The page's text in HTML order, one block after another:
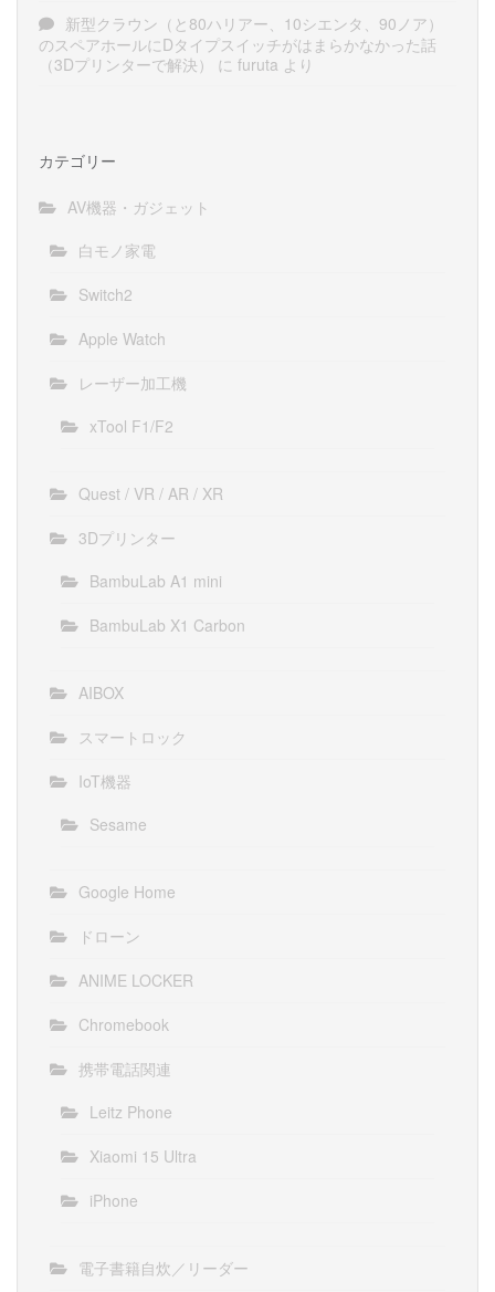
新型クラウン（と80ハリアー、10シエンタ、90ノア）
のスペアホールにDタイプスイッチがはまらかなかった話
（3Dプリンターで解決）
に furuta より
カテゴリー
AV機器・ガジェット
白モノ家電
Switch2
Apple Watch
レーザー加工機
xTool F1/F2
Quest / VR / AR / XR
3Dプリンター
BambuLab A1 mini
BambuLab X1 Carbon
AIBOX
スマートロック
IoT機器
Sesame
Google Home
ドローン
ANIME LOCKER
Chromebook
携帯電話関連
Leitz Phone
Xiaomi 15 Ultra
iPhone
電子書籍自炊／リーダー